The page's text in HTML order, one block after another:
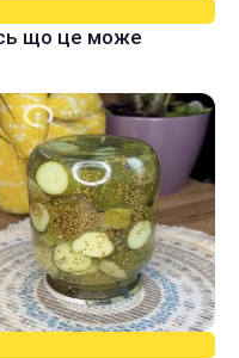
що це може